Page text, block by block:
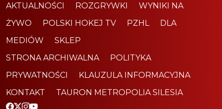
AKTUALNOŚCI ROZGRYWKI
WYNIKI NA
ŻYWO
POLSKI HOKEJ TV PZHL
DLA
MEDIÓW
SKLEP
STRONA ARCHIWALNA
POLITYKA
PRYWATNOŚCI
KLAUZULA INFORMACYJNA
KONTAKT
TAURON METROPOLIA SILESIA